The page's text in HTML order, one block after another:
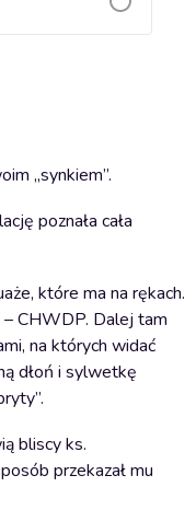
„synkiem”.
poznała cała
które ma na rękach.
– CHWDP. Dalej tam
na których widać
dłoń i sylwetkę
bliscy ks.
przekazał mu